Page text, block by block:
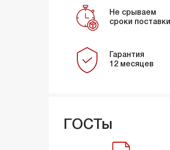
Не срываем
сроки поставки
Гарантия
12 месяцев
ГОСТы